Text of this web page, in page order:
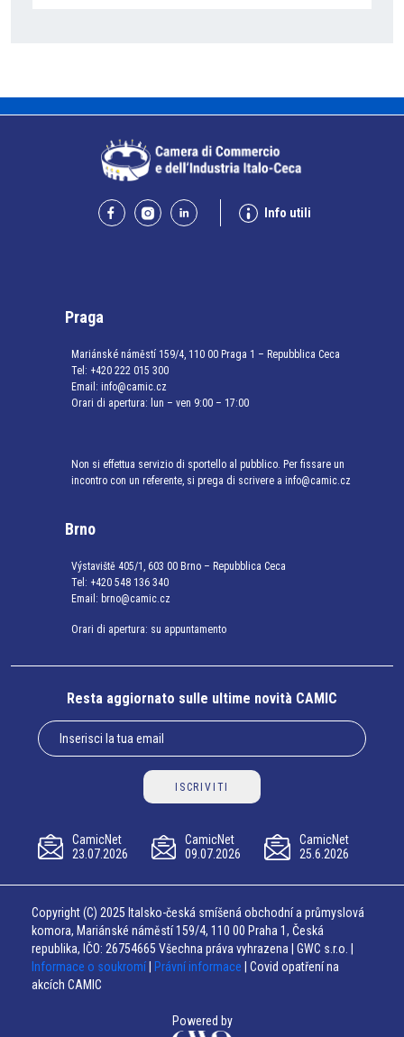
Info utili
Praga
Mariánské náměstí 159/4, 110 00 Praga 1 – Repubblica Ceca
Tel: +420 222 015 300
Email: info@camic.cz
Orari di apertura: lun – ven 9:00 – 17:00
Non si effettua servizio di sportello al pubblico. Per fissare un
incontro con un referente, si prega di scrivere a info@camic.cz
Brno
Výstaviště 405/1, 603 00 Brno – Repubblica Ceca
Tel: +420 548 136 340
Email: brno@camic.cz
Orari di apertura: su appuntamento
Resta aggiornato sulle ultime novità CAMIC
ISCRIVITI
CamicNet
23.07.2026
CamicNet
09.07.2026
CamicNet
25.6.2026
Copyright (C) 2025 Italsko-česká smíšená obchodní a průmyslová
komora, Mariánské náměstí 159/4, 110 00 Praha 1, Česká
republika, IČO: 26754665 Všechna práva vyhrazena | GWC s.r.o. |
Informace o soukromí
Právní informace | Covid opatření na
akcích CAMIC
Powered by